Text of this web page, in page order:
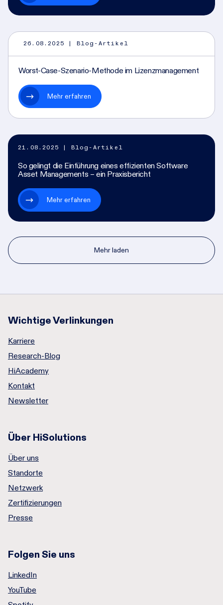
26.08.2025 | Blog-Artikel
Worst-Case-Szenario-Methode im Lizenzmanagement
Mehr erfahren
21.08.2025 | Blog-Artikel
So gelingt die Einführung eines effizienten Software
Asset Managements – ein Praxisbericht
Mehr erfahren
Mehr laden
Wichtige Verlinkungen
Karriere
Research-Blog
HiAcademy
Kontakt
Newsletter
Über HiSolutions
Über uns
Standorte
Netzwerk
Zertifizierungen
Presse
Folgen Sie uns
LinkedIn
YouTube